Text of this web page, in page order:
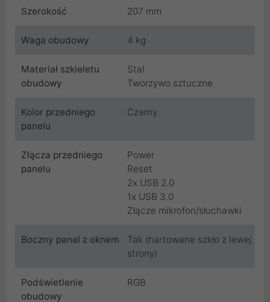
Szerokość 207 mm
Waga obudowy 4 kg
Materiał szkieletu
obudowy
Stal
Tworzywo sztuczne
Kolor przedniego
panelu
Czarny
Złącza przedniego
panelu
Power
Reset
2x USB 2.0
1x USB 3.0
Złącze mikrofon/słuchawki
Boczny panel z oknem
Tak (hartowane szkło z lewej
strony)
Podświetlenie
obudowy
RGB